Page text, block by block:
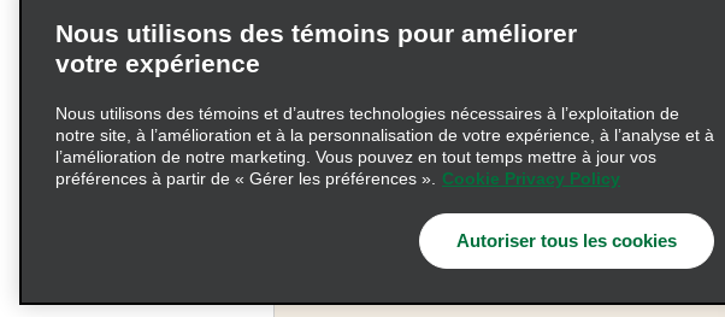
Modalités d'utilisation Politique de
Choix de confidentialité AdChoices
Nous utilisons des témoins pour améliorer
votre expérience
Nous utilisons des témoins et d’autres technologies nécessaires à l’exploitation de
notre site, à l’amélioration et à la personnalisation de votre expérience, à l’analyse et à
l’amélioration de notre marketing. Vous pouvez en tout temps mettre à jour vos
préférences à partir de « Gérer les préférences ».
Cookie Privacy Policy
Autoriser tous les cookies